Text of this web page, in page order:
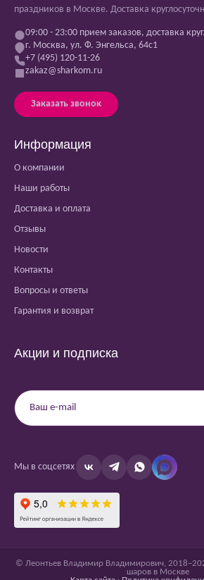
праздников в Москве. Доставка
09:00 - 23:00 прием заказов, доставка
г. Москва, ул. Ф. Энгельса, 64с1
+7 (495) 120-11-26
zakaz@sharkom.ru
Заказать звонок
Информация
О компании
Наши работы
Доставка и оплата
Отзывы
Новости
Контакты
Вопросы и ответы
Гарантия и возврат
Акции и подписка
Мы в соцсетях
© Леонтьев Владимир Владимирович,
шаров в Москве